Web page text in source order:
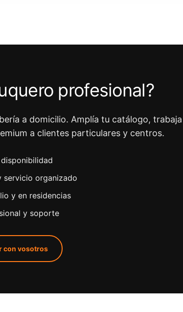
profesional?
a domicilio. Amplía tu catálogo, trabaja
a clientes particulares y centros.
organizado
y en residencias
y soporte
con vosotros